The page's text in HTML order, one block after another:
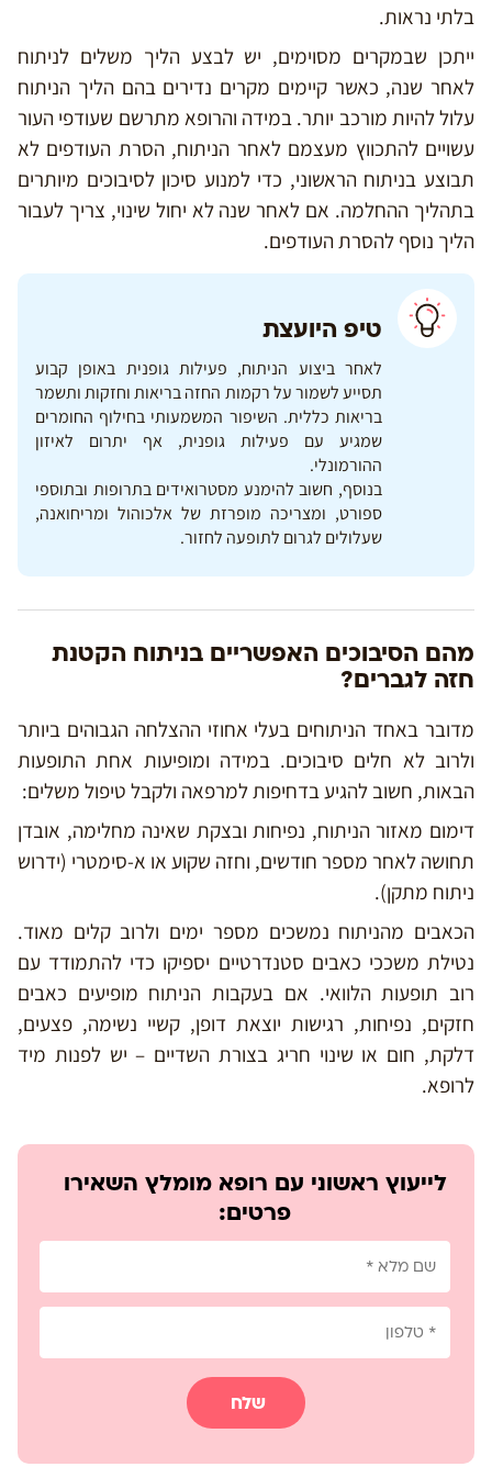
בלתי נראות.
ייתכן שבמקרים מסוימים, יש לבצע הליך משלים לניתוח
לאחר שנה, כאשר קיימים מקרים נדירים בהם הליך הניתוח
עלול להיות מורכב יותר. במידה והרופא מתרשם שעודפי העור
עשויים להתכווץ מעצמם לאחר הניתוח, הסרת העודפים לא
תבוצע בניתוח הראשוני, כדי למנוע סיכון לסיבוכים מיותרים
בתהליך ההחלמה. אם לאחר שנה לא יחול שינוי, צריך לעבור
הליך נוסף להסרת העודפים.
טיפ היועצת
לאחר ביצוע הניתוח, פעילות גופנית באופן קבוע
תסייע לשמור על רקמות החזה בריאות וחזקות ותשמר
בריאות כללית. השיפור המשמעותי בחילוף החומרים
שמגיע עם פעילות גופנית, אף יתרום לאיזון
ההורמונלי.
בנוסף, חשוב להימנע מסטרואידים בתרופות ובתוספי
ספורט, ומצריכה מופרזת של אלכוהול ומריחואנה,
שעלולים לגרום לתופעה לחזור.
מהם הסיבוכים האפשריים בניתוח הקטנת
חזה לגברים?
מדובר באחד הניתוחים בעלי אחוזי ההצלחה הגבוהים ביותר
ולרוב לא חלים סיבוכים. במידה ומופיעות אחת התופעות
הבאות, חשוב להגיע בדחיפות למרפאה ולקבל טיפול משלים:
דימום מאזור הניתוח, נפיחות ובצקת שאינה מחלימה, אובדן
תחושה לאחר מספר חודשים, וחזה שקוע או א-סימטרי (ידרוש
ניתוח מתקן).
הכאבים מהניתוח נמשכים מספר ימים ולרוב קלים מאוד.
נטילת משככי כאבים סטנדרטיים יספיקו כדי להתמודד עם
רוב תופעות הלוואי. אם בעקבות הניתוח מופיעים כאבים
חזקים, נפיחות, רגישות יוצאת דופן, קשיי נשימה, פצעים,
דלקת, חום או שינוי חריג בצורת השדיים – יש לפנות מיד
לרופא.
לייעוץ ראשוני עם רופא מומלץ השאירו
פרטים:
שלח